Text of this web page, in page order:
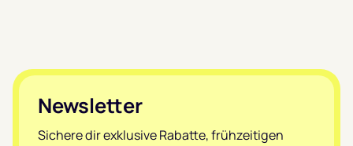
Footer
Newsletter
Sichere dir exklusive Rabatte, frühzeitigen